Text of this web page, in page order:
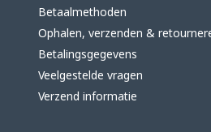
Betaalmethoden
Ophalen, verzenden &
Betalingsgegevens
Veelgestelde vragen
Verzend informatie